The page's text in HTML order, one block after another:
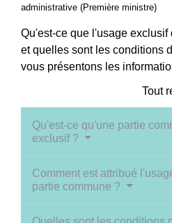
administrative (Première ministre)
Qu'est-ce que l'usage exclusif
et quelles sont les conditions
vous présentons les
Tout
Qu'est-ce qu'une partie
exclusif ?
Comment est attribué
partie commune ?